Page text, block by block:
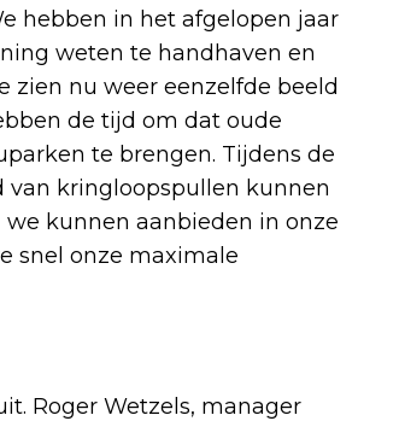
hebben in het afgelopen jaar
weten te handhaven en
zien nu weer eenzelfde beeld
de tijd om dat oude
te brengen. Tijdens de
van kringloopspullen kunnen
kunnen aanbieden in onze
snel onze maximale
Roger Wetzels, manager